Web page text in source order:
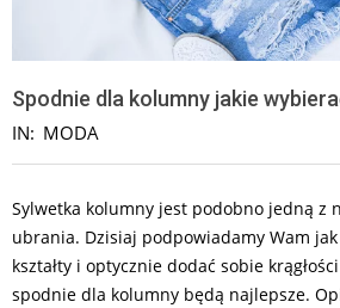
Spodnie dla kolumny jakie
IN: MODA
Sylwetka kolumny jest podobno jedną z
ubrania. Dzisiaj podpowiadamy Wam
kształty i optycznie dodać sobie
spodnie dla kolumny będą najlepsze.